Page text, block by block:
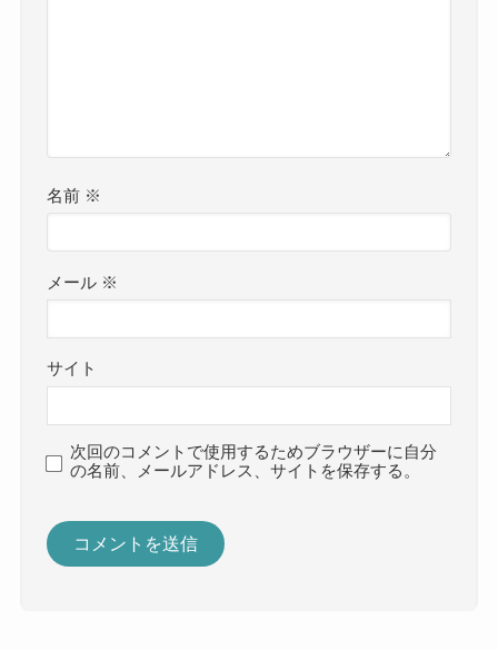
名前 ※
メール ※
サイト
次回のコメントで使用するためブラウザーに自分
の名前、メールアドレス、サイトを保存する。